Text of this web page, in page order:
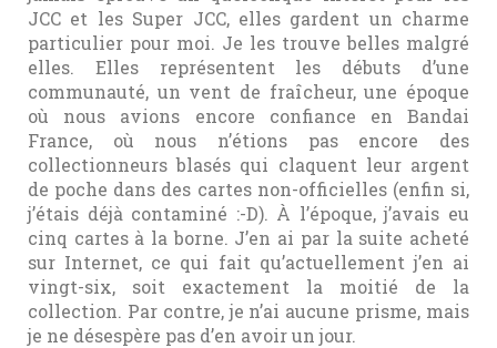
JCC et les Super JCC, elles gardent un charme
particulier pour moi. Je les trouve belles malgré
elles. Elles représentent les débuts d’une
communauté, un vent de fraîcheur, une époque
où nous avions encore confiance en Bandai
France, où nous n’étions pas encore des
collectionneurs blasés qui claquent leur argent
de poche dans des cartes non-officielles (enfin si,
j’étais déjà contaminé :-D). À l’époque, j’avais eu
cinq cartes à la borne. J’en ai par la suite acheté
sur Internet, ce qui fait qu’actuellement j’en ai
vingt-six, soit exactement la moitié de la
collection. Par contre, je n’ai aucune prisme, mais
je ne désespère pas d’en avoir un jour.